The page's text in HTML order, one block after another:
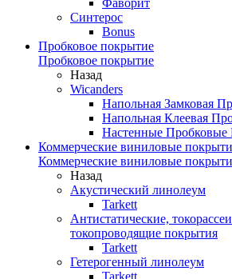
Фаворит
Синтерос
Bonus
Пробковое покрытие
Пробковое покрытие
Назад
Wicanders
Напольная Замковая
Напольная Клеевая
Настенные Пробковые
Коммерческие виниловые
Коммерческие виниловые
Назад
Акустический линолеум
Tarkett
Антистатические,
токопроводящие покрытия
Tarkett
Гетерогенный линолеум
Tarkett